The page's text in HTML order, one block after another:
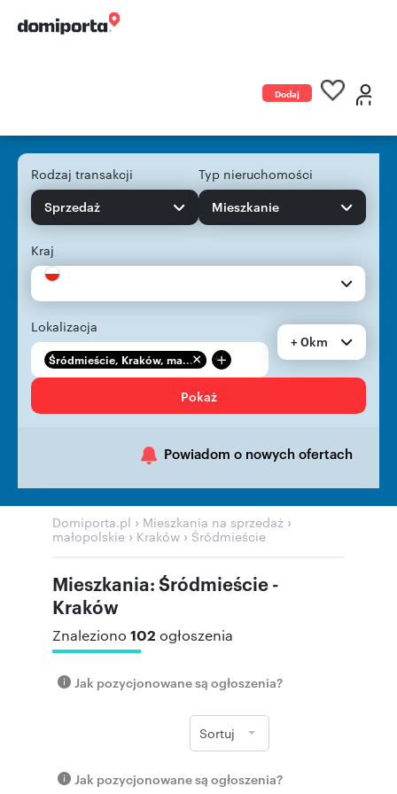
Dodaj
Rodzaj transakcji
Sprzedaż
Typ nieruchomości
Mieszkanie
Kraj
Lokalizacja
Śródmieście, Kraków, ma... +
+ 0km
Pokaż
Powiadom o nowych ofertach
Domiporta.pl › Mieszkania na sprzedaż ›
małopolskie › Kraków › Śródmieście
Mieszkania: Śródmieście -
Kraków
Znaleziono 102 ogłoszenia
Jak pozycjonowane są ogłoszenia?
Sortuj
Jak pozycjonowane są ogłoszenia?